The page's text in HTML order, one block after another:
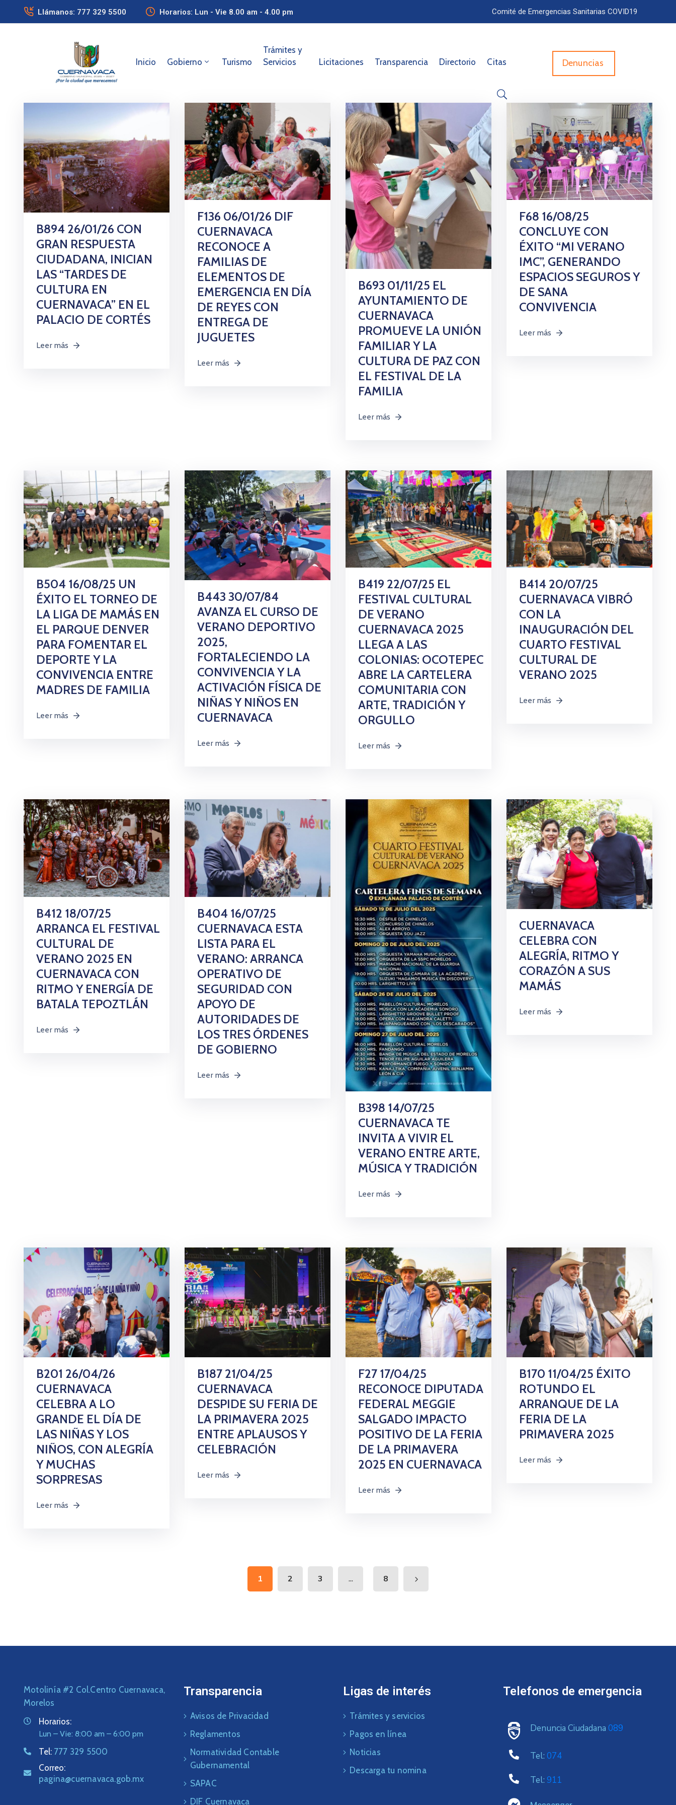
Llámanos: 777 329 5500 Horarios: Lun - Vie 8.00 am - 4.00 pm Comité de Emergencias Sanitarias COVID19
Inicio Gobierno Turismo
Trámites y
Servicios
Licitaciones Transparencia Directorio Citas Denuncias
B894 26/01/26 CON
GRAN RESPUESTA
CIUDADANA, INICIAN
LAS “TARDES DE
CULTURA EN
CUERNAVACA” EN EL
PALACIO DE CORTÉS
Leer más
F136 06/01/26 DIF
CUERNAVACA
RECONOCE A
FAMILIAS DE
ELEMENTOS DE
EMERGENCIA EN DÍA
DE REYES CON
ENTREGA DE
JUGUETES
Leer más
B693 01/11/25 EL
AYUNTAMIENTO DE
CUERNAVACA
PROMUEVE LA UNIÓN
FAMILIAR Y LA
CULTURA DE PAZ CON
EL FESTIVAL DE LA
FAMILIA
Leer más
F68 16/08/25
CONCLUYE CON
ÉXITO “MI VERANO
IMC”, GENERANDO
ESPACIOS SEGUROS Y
DE SANA
CONVIVENCIA
Leer más
B504 16/08/25 UN
ÉXITO EL TORNEO DE
LA LIGA DE MAMÁS EN
EL PARQUE DENVER
PARA FOMENTAR EL
DEPORTE Y LA
CONVIVENCIA ENTRE
MADRES DE FAMILIA
Leer más
B443 30/07/84
AVANZA EL CURSO DE
VERANO DEPORTIVO
2025,
FORTALECIENDO LA
CONVIVENCIA Y LA
ACTIVACIÓN FÍSICA DE
NIÑAS Y NIÑOS EN
CUERNAVACA
Leer más
B419 22/07/25 EL
FESTIVAL CULTURAL
DE VERANO
CUERNAVACA 2025
LLEGA A LAS
COLONIAS: OCOTEPEC
ABRE LA CARTELERA
COMUNITARIA CON
ARTE, TRADICIÓN Y
ORGULLO
Leer más
B414 20/07/25
CUERNAVACA VIBRÓ
CON LA
INAUGURACIÓN DEL
CUARTO FESTIVAL
CULTURAL DE
VERANO 2025
Leer más
B412 18/07/25
ARRANCA EL FESTIVAL
CULTURAL DE
VERANO 2025 EN
CUERNAVACA CON
RITMO Y ENERGÍA DE
BATALA TEPOZTLÁN
Leer más
B404 16/07/25
CUERNAVACA ESTA
LISTA PARA EL
VERANO: ARRANCA
OPERATIVO DE
SEGURIDAD CON
APOYO DE
AUTORIDADES DE
LOS TRES ÓRDENES
DE GOBIERNO
Leer más
B398 14/07/25
CUERNAVACA TE
INVITA A VIVIR EL
VERANO ENTRE ARTE,
MÚSICA Y TRADICIÓN
Leer más
CUERNAVACA
CELEBRA CON
ALEGRÍA, RITMO Y
CORAZÓN A SUS
MAMÁS
Leer más
B201 26/04/26
CUERNAVACA
CELEBRA A LO
GRANDE EL DÍA DE
LAS NIÑAS Y LOS
NIÑOS, CON ALEGRÍA
Y MUCHAS
SORPRESAS
Leer más
B187 21/04/25
CUERNAVACA
DESPIDE SU FERIA DE
LA PRIMAVERA 2025
ENTRE APLAUSOS Y
CELEBRACIÓN
Leer más
F27 17/04/25
RECONOCE DIPUTADA
FEDERAL MEGGIE
SALGADO IMPACTO
POSITIVO DE LA FERIA
DE LA PRIMAVERA
2025 EN CUERNAVACA
Leer más
B170 11/04/25 ÉXITO
ROTUNDO EL
ARRANQUE DE LA
FERIA DE LA
PRIMAVERA 2025
Leer más
1 2 3 ... 8
Motolinía #2 Col.Centro Cuernavaca,
Morelos
Horarios:
Lun – Vie: 8:00 am – 6:00 pm
Tel: 777 329 5500
Correo:
pagina@cuernavaca.gob.mx
Transparencia
Avisos de Privacidad
Reglamentos
Normatividad Contable
Gubernamental
SAPAC
DIF Cuernavaca
Ligas de interés
Trámites y servicios
Pagos en línea
Noticias
Descarga tu nomina
Telefonos de emergencia
Denuncia Ciudadana 089
Tel: 074
Tel: 911